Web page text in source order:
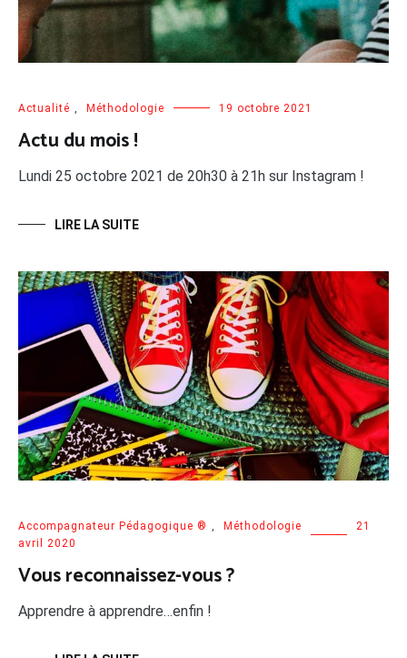
Actualité , Méthodologie 19 octobre 2021
Actu du mois !
Lundi 25 octobre 2021 de 20h30 à 21h sur Instagram !
LIRE LA SUITE
Accompagnateur Pédagogique ® , Méthodologie
21
avril 2020
Vous reconnaissez-vous ?
Apprendre à apprendre…enfin !